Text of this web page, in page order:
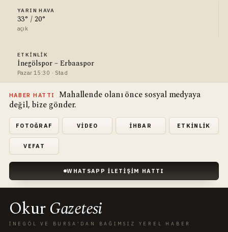
YARIN HAVA
33° / 20°
açık
ETKINLIK
İnegölspor – Erbaaspor
Pazar 15:30 · Stad
HABER HATTI
Mahallende olanı önce sosyal medyaya
değil, bize gönder.
FOTOĞRAF VIDEO İHBAR ETKINLIK
VEFAT
WHATSAPP İLETIŞIM HATTI
OkurGazetesi
İNEGÖL VE BURSA'DAN BAĞIMSIZ YEREL HABER